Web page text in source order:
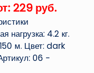
229 руб.
нагрузка: 4.2 кг.
м. Цвет: dark
06 -